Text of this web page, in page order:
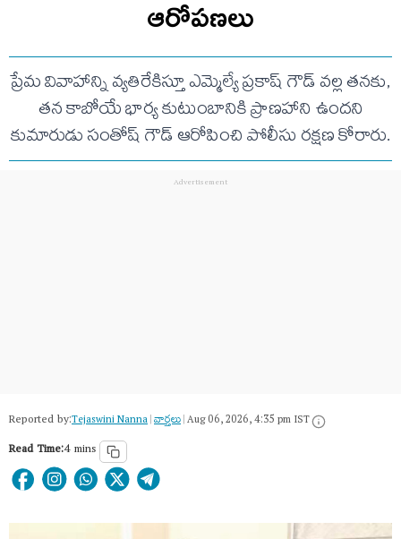
ఆరోపణలు
ప్రేమ వివాహాన్ని వ్యతిరేకిస్తూ ఎమ్మెల్యే ప్రకాష్ గౌడ్ వల్ల తనకు,
తన కాబోయే భార్య కుటుంబానికి ప్రాణహాని ఉందని
కుమారుడు సంతోష్ గౌడ్ ఆరోపించి పోలీసు రక్షణ కోరారు.
Reported by:Tejaswini Nanna|వార్త‌లు|Aug 06, 2026, 4:35 pm IST
Read Time:4 mins